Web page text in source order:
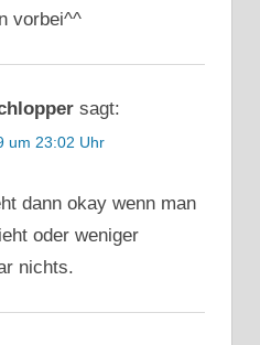
vorbei^^
sagt:
um 23:02 Uhr
dann okay wenn man
oder weniger
nichts.